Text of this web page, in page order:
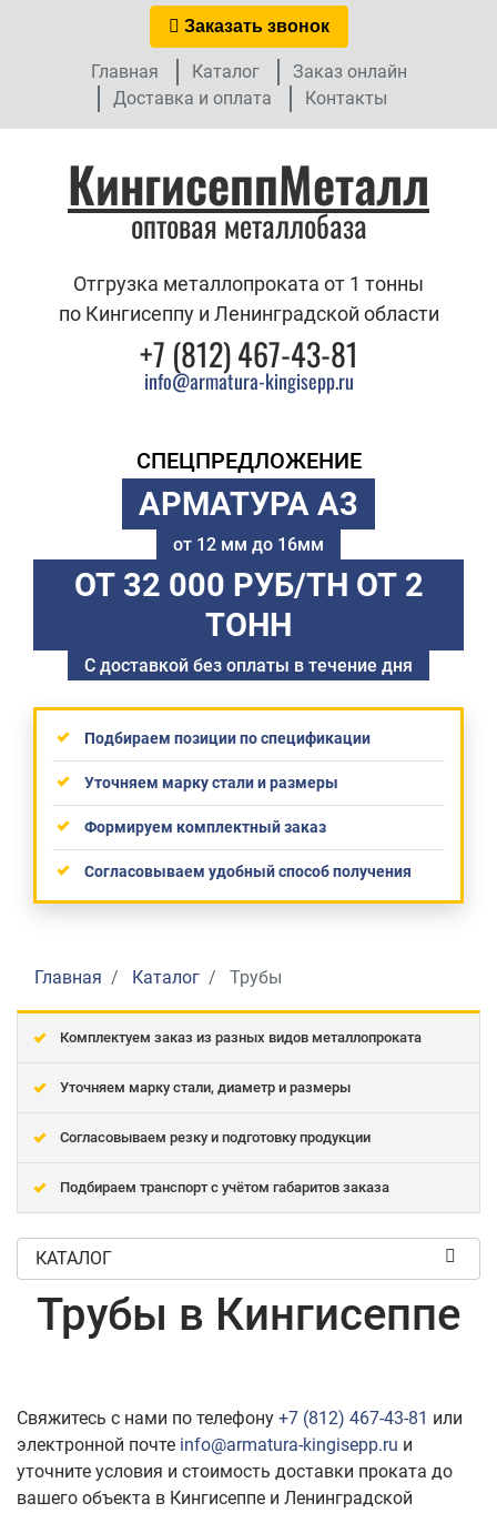
Заказать звонок
Главная Каталог
Заказ онлайн
Доставка и оплата
Контакты
КингисеппМеталл
оптовая металлобаза
Отгрузка металлопроката от 1 тонны
по Кингисеппу и Ленинградской области
+7 (812) 467-43-81
info@armatura-kingisepp.ru
СПЕЦПРЕДЛОЖЕНИЕ
АРМАТУРА А3
от 12 мм до 16мм
ОТ 32 000 РУБ/ТН ОТ 2
ТОНН
С доставкой без оплаты в течение дня
Подбираем позиции по спецификации
Уточняем марку стали и размеры
Формируем комплектный заказ
Согласовываем удобный способ получения
Главная Каталог Трубы
Комплектуем заказ из разных видов металлопроката
Уточняем марку стали, диаметр и размеры
Согласовываем резку и подготовку продукции
Подбираем транспорт с учётом габаритов заказа
КАТАЛОГ
Трубы в Кингисеппе
Свяжитесь с нами по телефону +7 (812) 467-43-81 или
электронной почте info@armatura-kingisepp.ru и
уточните условия и стоимость доставки проката до
вашего объекта в Кингисеппе и Ленинградской